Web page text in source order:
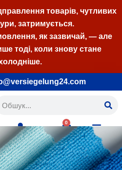
товарів, чутливих
затримується.
як зазвичай, — але
тоді, коли знову стане
0